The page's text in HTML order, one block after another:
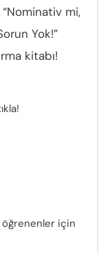
mi,
Yok!”
kitabı!
için